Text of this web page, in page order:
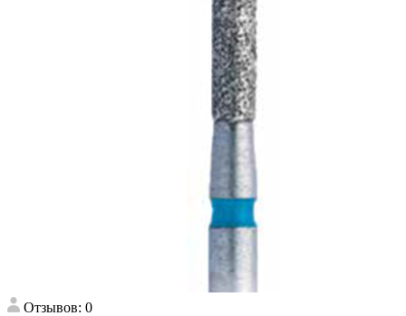
Отзывов: 0